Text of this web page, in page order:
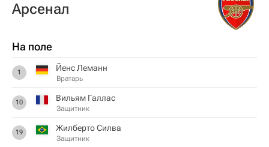
Арсенал
На поле
1 Йенс Леманн
Вратарь
10 Вильям Галлас
Защитник
19 Жилберто Силва
Защитник